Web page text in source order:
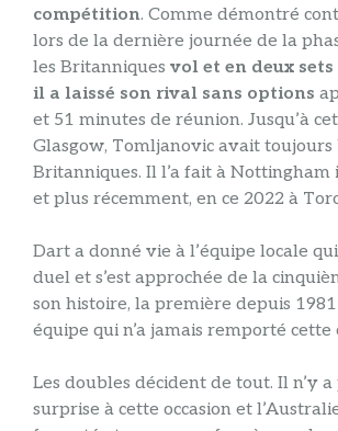
compétition. Comme démontré
lors de la dernière journée de la
les Britanniques vol et en deux sets
il a laissé son rival sans options
et 51 minutes de réunion. Jusqu’à
Glasgow, Tomljanovic avait toujours
Britanniques. Il l’a fait à Nottingham
et plus récemment, en ce 2022 à
Dart a donné vie à l’équipe locale
duel et s’est approchée de la
son histoire, la première depuis
équipe qui n’a jamais remporté
Les doubles décident de tout. Il n’y a
surprise à cette occasion et